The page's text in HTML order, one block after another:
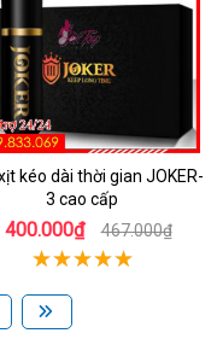
kéo dài thời gian JOKER-
3 cao cấp
400.000₫ 467.000₫